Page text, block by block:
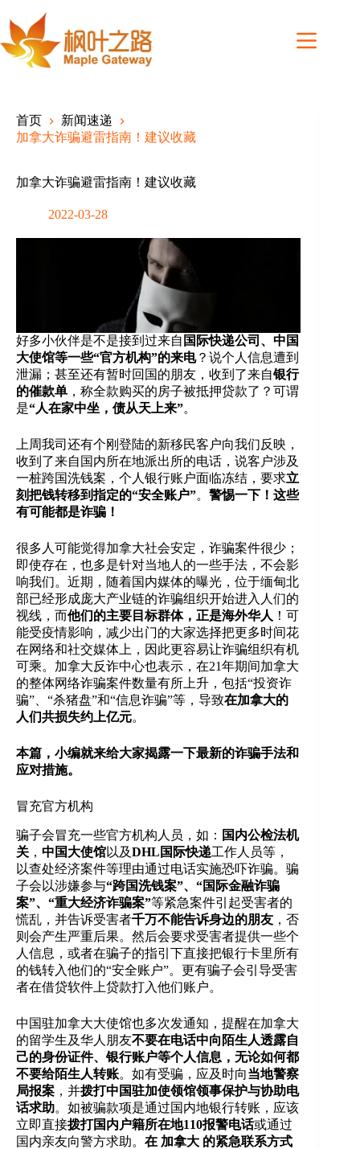
content
首页
新闻速递
加拿大诈骗避雷指南！建议收藏
加拿大诈骗避雷指南！建议收藏
2022-03-28
好多小伙伴是不是接到过来自 国际快递公司、中国
大使馆等一些“官方机构”的来电？说个人信息遭到
泄漏；甚至还有暂时回国的朋友，收到了来自银行
的催款单 ，称全款购买的房子被抵押贷款了？可谓
是“人在家中坐，债从天上来”。
上周我司还有个刚登陆的新移民客户向我们反映，
收到了来自国内所在地派出所的电话，说客户涉及
一桩跨国洗钱案，个人银行账户面临冻结，要求立
刻把钱转移到指定的“安全账户”。 警惕一下！这些
有可能都是诈骗！
很多人可能觉得加拿大社会安定，诈骗案件很少；
即使存在，也多是针对当地人的一些手法，不会影
响我们。近期，随着国内媒体的曝光，位于缅甸北
部已经形成庞大产业链的诈骗组织开始进入人们的
视线，而他们的主要目标群体，正是海外华人 ！可
能受疫情影响，减少出门的大家选择把更多时间花
在网络和社交媒体上，因此更容易让诈骗组织有机
可乘。加拿大反诈中心也表示，在21年期间加拿大
的整体网络诈骗案件数量有所上升，包括“投资诈
骗”、“杀猪盘”和“信息诈骗”等，导致在加拿大的
人们共损失约上亿元。
本篇，小编就来给大家揭露一下最新的诈骗手法和
应对措施。
冒充官方机构
骗子会冒充一些官方机构人员，如： 国内公检法机
关 ， 中国大使馆以及DHL国际快递工作人员等，
以查处经济案件等理由通过电话实施恐吓诈骗。骗
子会以涉嫌参与“跨国洗钱案”、“国际金融诈骗
案”、“重大经济诈骗案”等紧急案件引起受害者的
慌乱，并告诉受害者千万不能告诉身边的朋友 ，否
则会产生严重后果。然后会要求受害者提供一些个
人信息，或者在骗子的指引下直接把银行卡里所有
的钱转入他们的“安全账户”。更有骗子会引导受害
者在借贷软件上贷款打入他们账户。
中国驻加拿大大使馆也多次发通知，提醒在加拿大
的留学生及华人朋友不要在电话中向陌生人透露自
己的身份证件、银行账户等个人信息，无论如何都
不要给陌生人转账。如有受骗，应及时向当地警察
局报案 ，并拨打中国驻加使领馆领事保护与协助电
话求助。如被骗款项是通过国内地银行转账，应该
立即直接拨打国内户籍所在地110报警电话或通过
国内亲友向警方求助。 在 加拿大 的紧急联系方式